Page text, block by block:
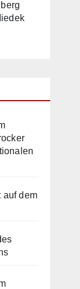
auf dem